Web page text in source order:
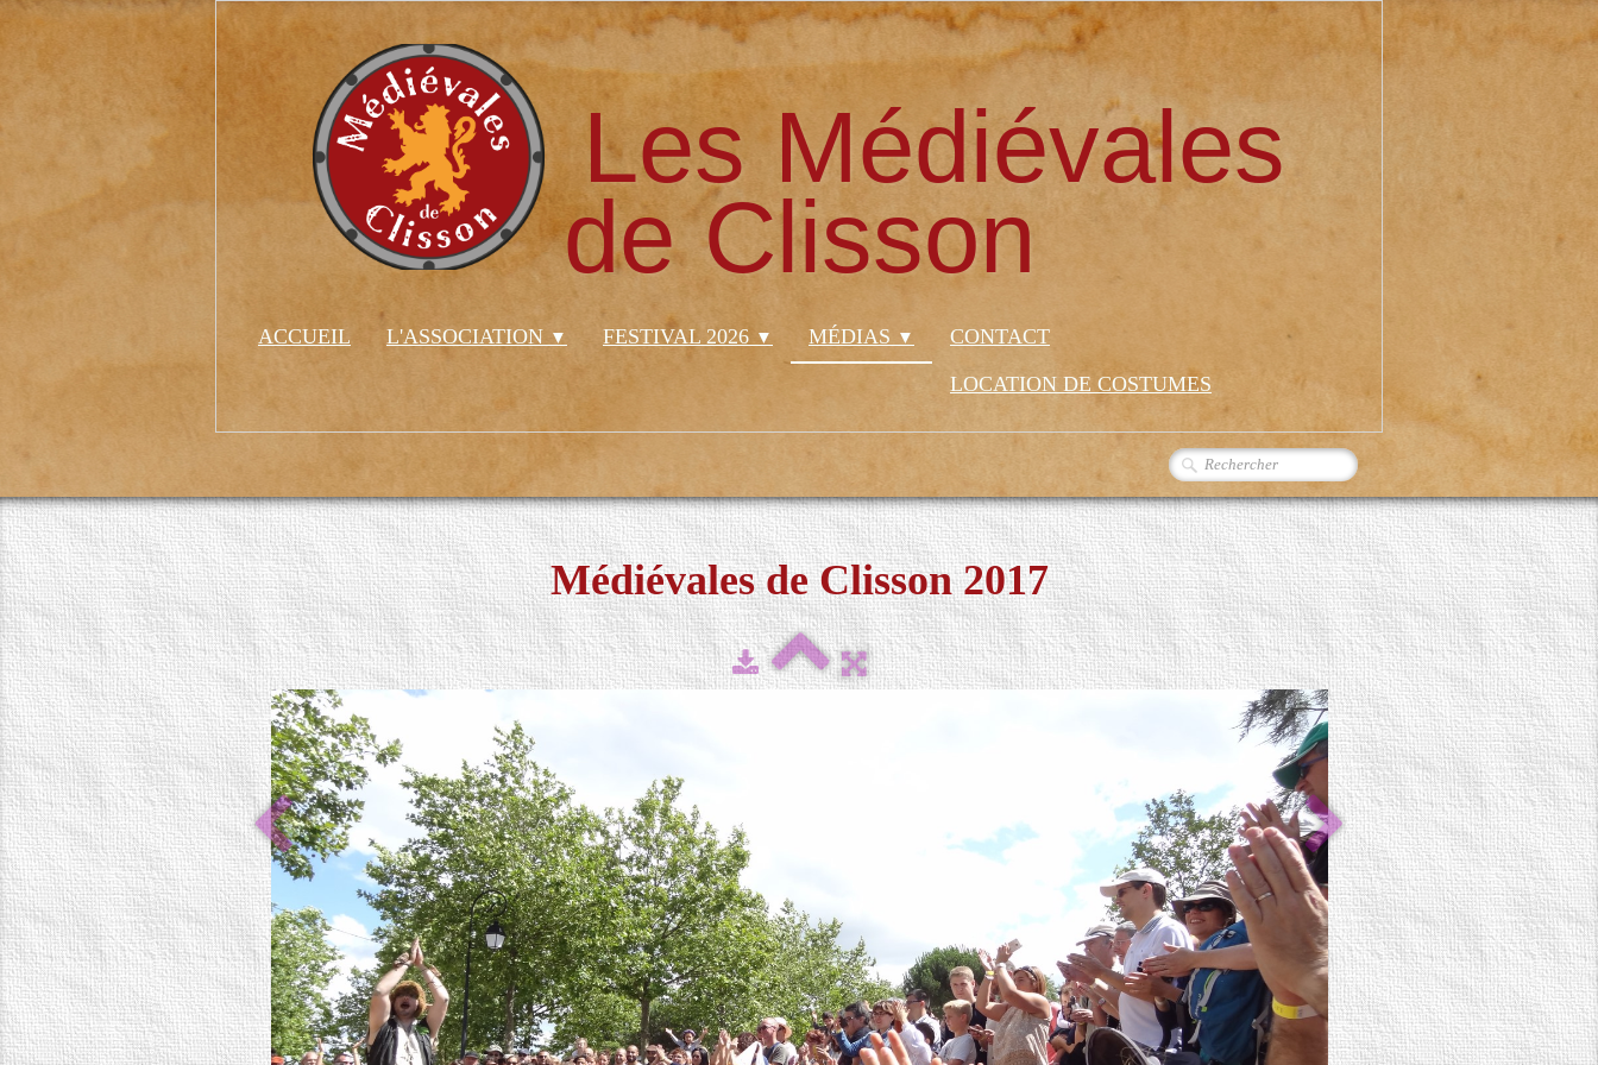
Les Médiévales
de Clisson
ACCUEIL L'ASSOCIATION ▼ FESTIVAL 2026 ▼ MÉDIAS ▼
CONTACT
LOCATION DE COSTUMES
Médiévales de Clisson 2017